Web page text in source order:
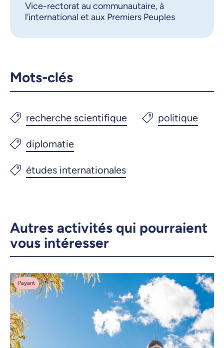
LinkedIn
Vice-rectorat au communautaire, à
l’international et aux Premiers Peuples
Mots-clés
Autres activités qui pourraient
vous intéresser
Payant